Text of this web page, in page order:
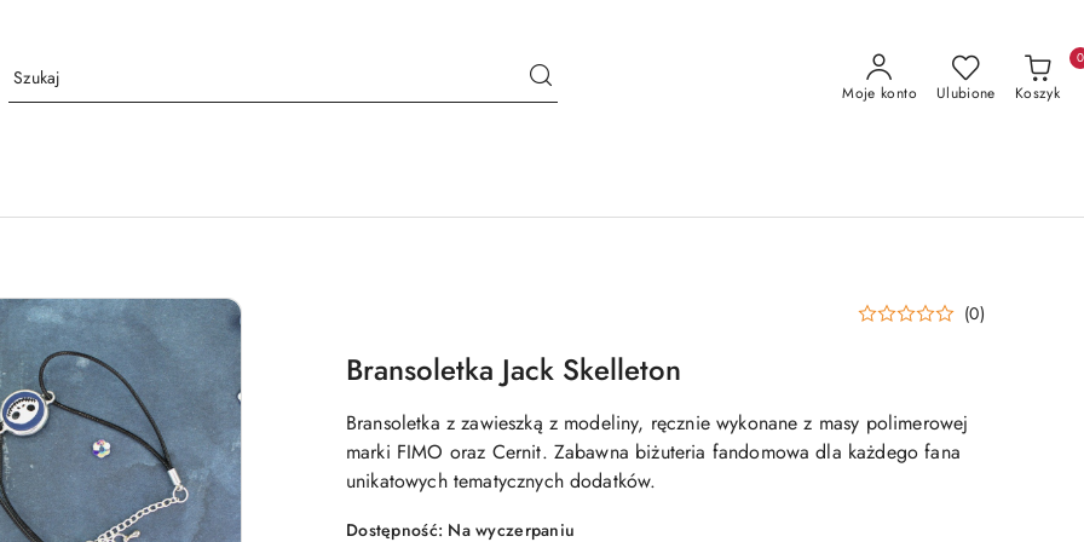
Moje konto Ulubione Koszyk
0
(0)
Bransoletka Jack Skelleton
Bransoletka z zawieszką z modeliny, ręcznie wykonane z masy polimerowej
marki FIMO oraz Cernit. Zabawna biżuteria fandomowa dla każdego fana
unikatowych tematycznych dodatków.
Dostępność: Na wyczerpaniu